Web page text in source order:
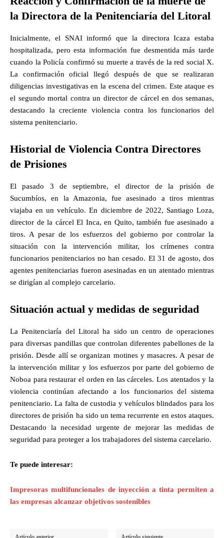
la Directora de la Penitenciaría del Litoral
Inicialmente, el SNAI informó que la directora Icaza estaba
hospitalizada, pero esta información fue desmentida más tarde
cuando la Policía confirmó su muerte a través de la red social X.
La confirmación oficial llegó después de que se realizaran
diligencias investigativas en la escena del crimen. Este ataque es
el segundo mortal contra un director de cárcel en dos semanas,
destacando la creciente violencia contra los funcionarios del
sistema penitenciario.
Historial de Violencia Contra Directores
de Prisiones
El pasado 3 de septiembre, el director de la prisión de
Sucumbíos, en la Amazonia, fue asesinado a tiros mientras
viajaba en un vehículo. En diciembre de 2022, Santiago Loza,
director de la cárcel El Inca, en Quito, también fue asesinado a
tiros. A pesar de los esfuerzos del gobierno por controlar la
situación con la intervención militar, los crímenes contra
funcionarios penitenciarios no han cesado. El 31 de agosto, dos
agentes penitenciarias fueron asesinadas en un atentado mientras
se dirigían al complejo carcelario.
Situación actual y medidas de seguridad
La Penitenciaría del Litoral ha sido un centro de operaciones
para diversas pandillas que controlan diferentes pabellones de la
prisión. Desde allí se organizan motines y masacres. A pesar de
la intervención militar y los esfuerzos por parte del gobierno de
Noboa para restaurar el orden en las cárceles. Los atentados y la
violencia continúan afectando a los funcionarios del sistema
penitenciario. La falta de custodia y vehículos blindados para los
directores de prisión ha sido un tema recurrente en estos ataques.
Destacando la necesidad urgente de mejorar las medidas de
seguridad para proteger a los trabajadores del sistema carcelario.
Te puede interesar:
Impresoras multifuncionales de inyección a tinta permiten a
las empresas alcanzar objetivos sostenibles